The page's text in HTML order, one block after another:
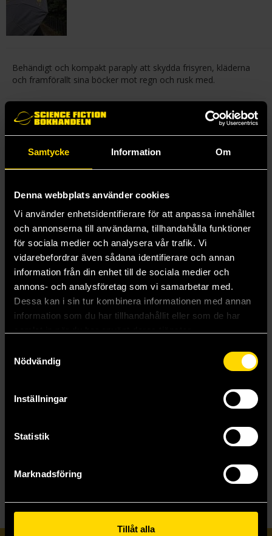
Samtycke Information Om
Denna webbplats använder cookies
Vi använder enhetsidentifierare för att anpassa innehållet
och annonserna till användarna, tillhandahålla funktioner
för sociala medier och analysera vår trafik. Vi
vidarebefordrar även sådana identifierare och annan
information från din enhet till de sociala medier och
annons- och analysföretag som vi samarbetar med.
Dessa kan i sin tur kombinera informationen med annan
information som du har tillhandahållit eller som de har
Nödvändig
Inställningar
Statistik
Marknadsföring
Tillåt alla
Behändigt och kompakt paraply att skydda frisyren, kläderna
och framförallt sina böcker mot regn och rusk med.
Mer från SF-Bokhandeln AB
SF-Bokhandeln AB Science Fiction Bokhandeln